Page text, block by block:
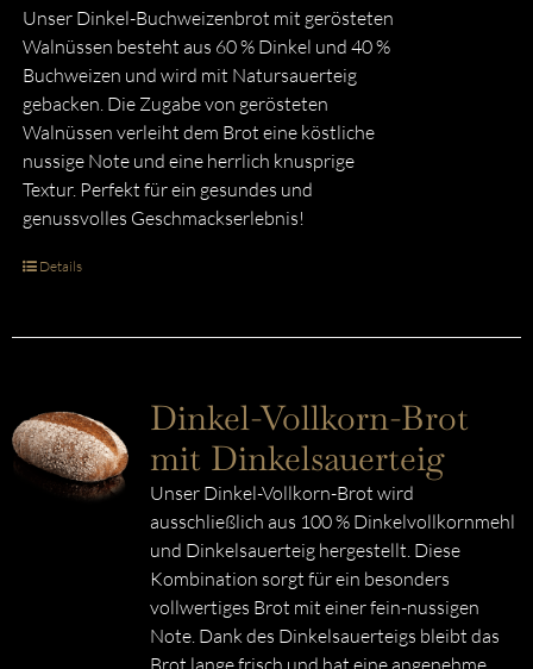
Unser Dinkel-Buchweizenbrot mit gerösteten
Walnüssen besteht aus 60 % Dinkel und 40 %
Buchweizen und wird mit Natursauerteig
gebacken. Die Zugabe von gerösteten
Walnüssen verleiht dem Brot eine köstliche
nussige Note und eine herrlich knusprige
Textur. Perfekt für ein gesundes und
genussvolles Geschmackserlebnis!
Details
Dinkel-Vollkorn-Brot
mit Dinkelsauerteig
Unser Dinkel-Vollkorn-Brot wird
ausschließlich aus 100 % Dinkelvollkornmehl
und Dinkelsauerteig hergestellt. Diese
Kombination sorgt für ein besonders
vollwertiges Brot mit einer fein-nussigen
Note. Dank des Dinkelsauerteigs bleibt das
Brot lange frisch und hat eine angenehme,